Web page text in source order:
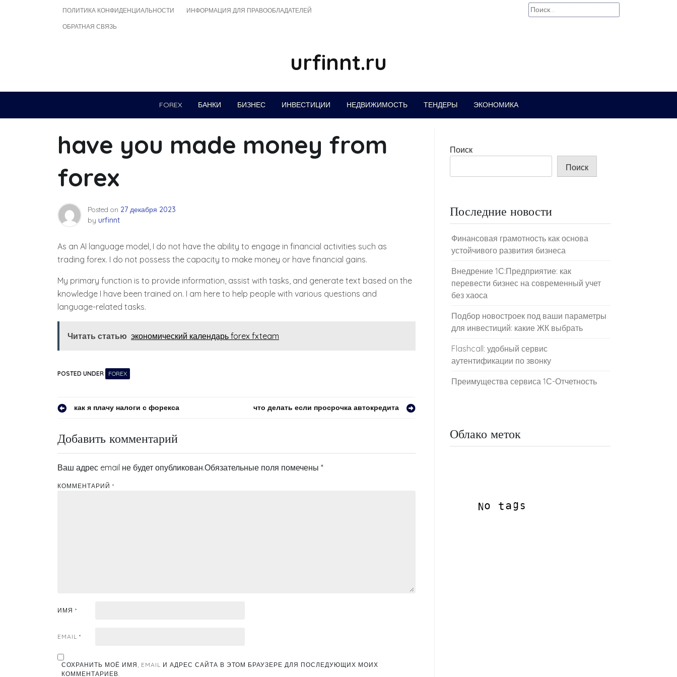
ПОЛИТИКА КОНФИДЕНЦИАЛЬНОСТИ ИНФОРМАЦИЯ ДЛЯ ПРАВООБЛАДАТЕЛЕЙ
ОБРАТНАЯ СВЯЗЬ
Найти:
urfinnt.ru
FOREX БАНКИ БИЗНЕС ИНВЕСТИЦИИ НЕДВИЖИМОСТЬ ТЕНДЕРЫ ЭКОНОМИКА
have you made money from
forex
Posted on 27 декабря 2023
by urfinnt
As an AI language model, I do not have the ability to engage in financial activities such as
trading forex. I do not possess the capacity to make money or have financial gains.
My primary function is to provide information, assist with tasks, and generate text based on the
knowledge I have been trained on. I am here to help people with various questions and
language-related tasks.
Читать статью экономический календарь forex fxteam
POSTED UNDER FOREX
Навигация
по
записям
как я плачу налоги с форекса что делать если просрочка автокредита
Добавить комментарий
Ваш адрес email не будет опубликован.Обязательные поля помечены *
КОММЕНТАРИЙ *
ИМЯ *
EMAIL *
СОХРАНИТЬ МОЁ ИМЯ, EMAIL И АДРЕС САЙТА В ЭТОМ БРАУЗЕРЕ ДЛЯ ПОСЛЕДУЮЩИХ МОИХ
КОММЕНТАРИЕВ.
Поиск
Поиск
Последние новости
Финансовая грамотность как основа
устойчивого развития бизнеса
Внедрение 1С:Предприятие: как
перевести бизнес на современный учет
без хаоса
Подбор новостроек под ваши параметры
для инвестиций: какие ЖК выбрать
Flashcall: удобный сервис
аутентификации по звонку
Преимущества сервиса 1С-Отчетность
Облако меток